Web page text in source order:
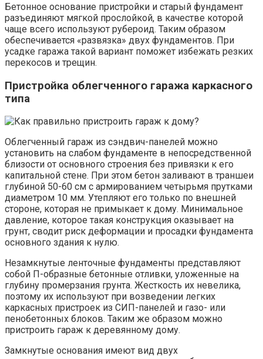
Бетонное основание пристройки и старый фундамент
разъединяют мягкой прослойкой, в качестве которой
чаще всего используют рубероид. Таким образом
обеспечивается «развязка» двух фундаментов. При
усадке гаража такой вариант поможет избежать резких
перекосов и трещин.
Пристройка облегченного гаража каркасного
типа
Облегченный гараж из сэндвич-панелей можно
установить на слабом фундаменте в непосредственной
близости от основного строения без привязки к его
капитальной стене. При этом бетон заливают в траншеи
глубиной 50-60 см с армированием четырьмя прутками
диаметром 10 мм. Утепляют его только по внешней
стороне, которая не примыкает к дому. Минимальное
давление, которое такая конструкция оказывает на
грунт, сводит риск деформации и просадки фундамента
основного здания к нулю.
Незамкнутые ленточные фундаменты представляют
собой П-образные бетонные отливки, уложенные на
глубину промерзания грунта. Жесткость их невелика,
поэтому их используют при возведении легких
каркасных пристроек из СИП-панелей и газо- или
пенобетонных блоков. Таким же образом можно
пристроить гараж к деревянному дому.
Замкнутые основания имеют вид двух